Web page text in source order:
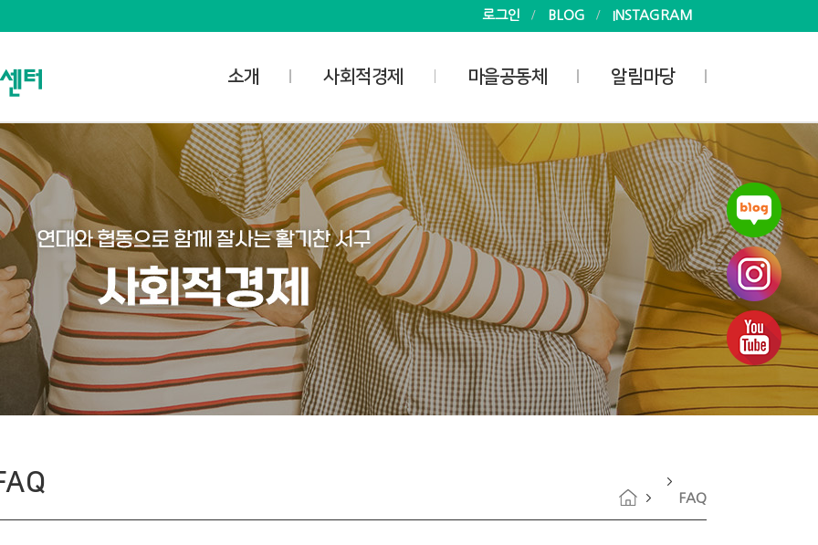
로그인 BLOG INSTAGRAM
소개 사회적경제 마을공동체 알림마당
사명과 비전
담당자 업무공개
오시는 길
공간소개
대관신청
미디어스튜디오
대관예약확인
사업안내
사회적경제
- 사회적기업
- 마을기업
- 협동조합
- 자활기업
사회적경제협의회
사회적경제조직 현황
사업안내
마을공동체
마을공동체 지원활동가
공지사항
소식
사진
게시판
자료실
FAQ